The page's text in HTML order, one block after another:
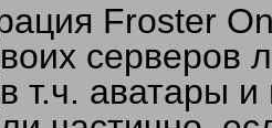
Froster
т.ч. аватары и